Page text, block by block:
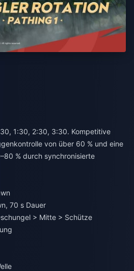
1:30, 2:30, 3:30. Kompetitive
von über 60 % und eine
% durch synchronisierte
70 s Dauer
> Mitte > Schütze